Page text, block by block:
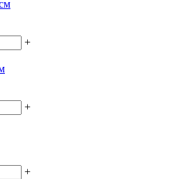
+
+
+